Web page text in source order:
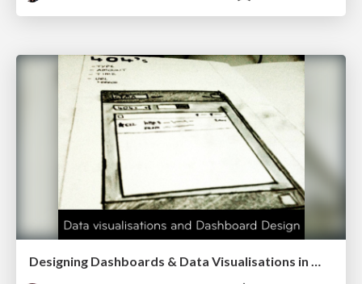
Designing Dashboards & Data Visualisations in Web Apps